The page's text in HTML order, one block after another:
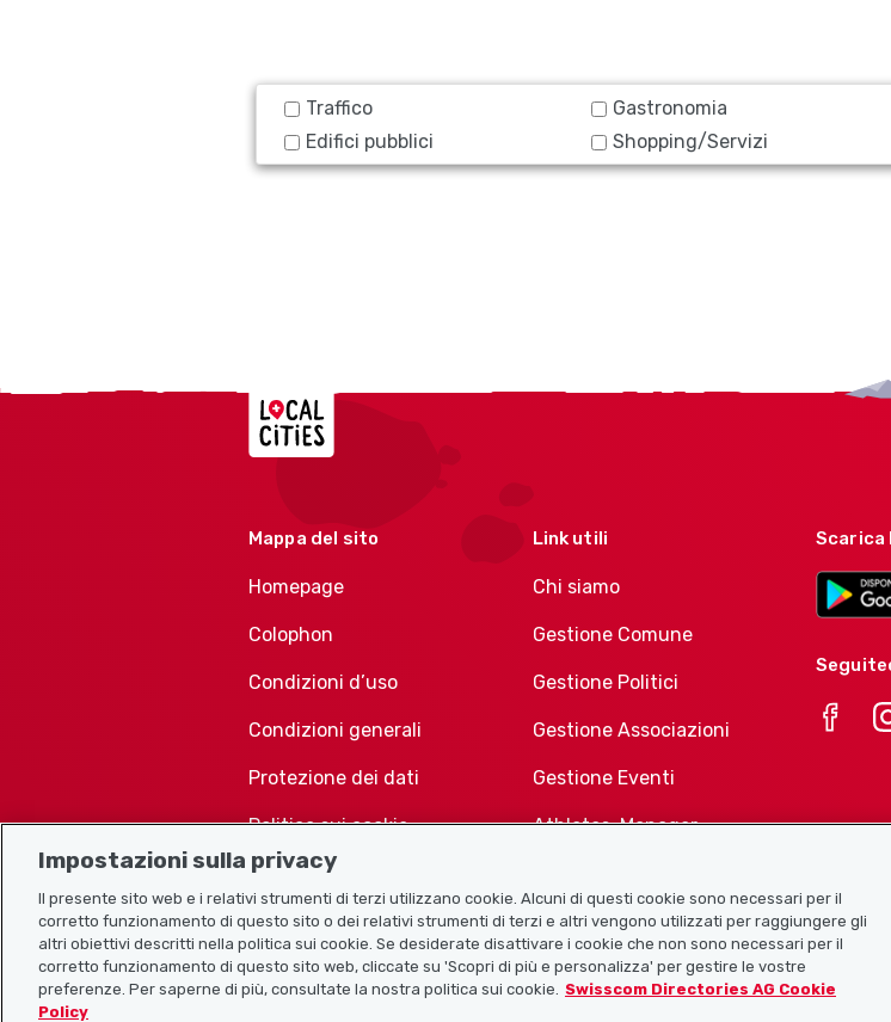
Traffico Gastronomia
Edifici pubblici
Shopping/Servizi
Localcities
Mappa del sito
Homepage
Colophon
Condizioni d’uso
Condizioni generali
Protezione dei dati
Politica sui cookie
Link utili
Chi siamo
Gestione Comune
Gestione Politici
Gestione Associazioni
Gestione Eventi
Athletes-Manager
Associazioni
Scarica
Impostazioni sulla privacy
Il presente sito web e i relativi strumenti di terzi utilizzano cookie. Alcuni di questi cookie sono necessari per il
corretto funzionamento di questo sito o dei relativi strumenti di terzi e altri vengono utilizzati per raggiungere gli
altri obiettivi descritti nella politica sui cookie. Se desiderate disattivare i cookie che non sono necessari per il
corretto funzionamento di questo sito web, cliccate su 'Scopri di più e personalizza' per gestire le vostre
preferenze. Per saperne di più, consultate la nostra politica sui cookie. Swisscom Directories AG Cookie
Policy